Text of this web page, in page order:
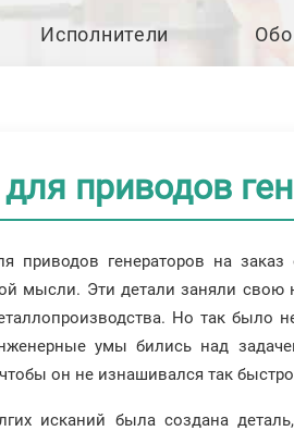
Исполнители
приводов
приводов генераторов на заказ
мысли. Эти детали заняли свою
Но так было
умы бились над
он не изнашивался так
исканий была создана